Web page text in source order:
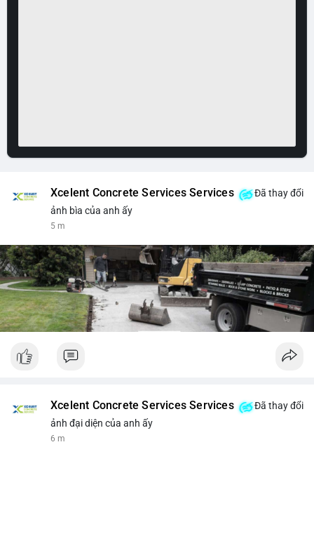
Xcelent Concrete Services Services
Đã thay đổi
ảnh bìa của anh ấy
5 m
Xcelent Concrete Services Services
Đã thay đổi
ảnh đại diện của anh ấy
6 m